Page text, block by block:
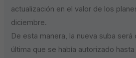
actualización en el valor de los
diciembre.
De esta manera, la nueva suba será
última que se había autorizado